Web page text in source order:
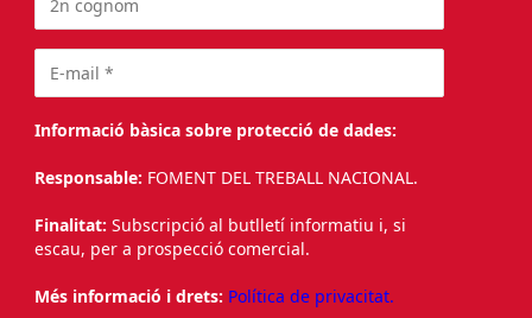
Informació bàsica sobre protecció de dades:
Responsable: FOMENT DEL TREBALL NACIONAL.
Finalitat: Subscripció al butlletí informatiu i, si
escau, per a prospecció comercial.
Més informació i drets: Política de privacitat.